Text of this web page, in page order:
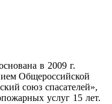
в 2009 г.
Общероссийской
союз спасателей»,
услуг 15 лет.